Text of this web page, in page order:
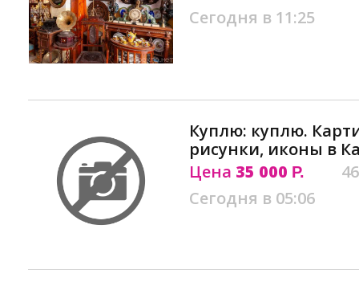
Сегодня в 11:25
Куплю: куплю.
рисунки, иконы в
Цена 35 000 Р.
Сегодня в 05:06